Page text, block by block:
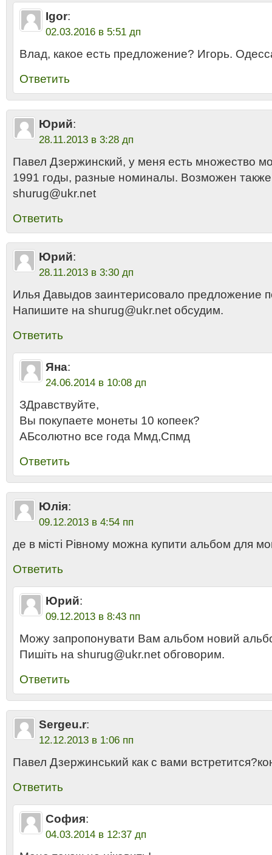
Igor:
02.03.2016 в 5:51 дп
Влад, какое есть предложение? Игорь.
Ответить
Юрий:
28.11.2013 в 3:28 дп
Павел Дзержинский, у меня есть множество
1991 годы, разные номиналы. Возможен
shurug@ukr.net
Ответить
Юрий:
28.11.2013 в 3:30 дп
Илья Давыдов заинтерисовало предложение
Напишите на shurug@ukr.net обсудим.
Ответить
Яна:
24.06.2014 в 10:08 дп
ЗДравствуйте,
Вы покупаете монеты 10 копеек?
АБсолютно все года Ммд,Спмд
Ответить
Юлія:
09.12.2013 в 4:54 пп
де в місті Рівному можна купити альбом для
Ответить
Юрий:
09.12.2013 в 8:43 пп
Можу запропонувати Вам альбом новий
Пишіть на shurug@ukr.net обговорим.
Ответить
Sergeu.r:
12.12.2013 в 1:06 пп
Павел Дзержинський как с вами
Ответить
София:
04.03.2014 в 12:37 дп